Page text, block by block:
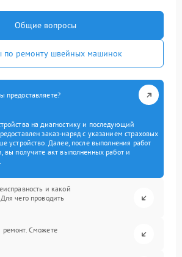
Общие вопросы
по ремонту швейных машинок
предоставляете?
на диагностику и последующий
заказ-наряд с указанием страховых
устройство. Далее, после выполнения работ
вы получите акт выполненных работ и
и какой
чего проводить
Сможете